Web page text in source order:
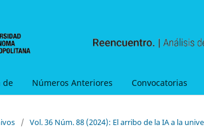
de Números Anteriores Convocatorias
/ Vol. 36 Núm. 88 (2024): El arribo de la IA a la